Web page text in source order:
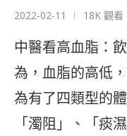
2022-02-11 18K 觀看
中醫看高血脂：
為，血脂的高低
為有了四類型的
「濁阻」、「痰